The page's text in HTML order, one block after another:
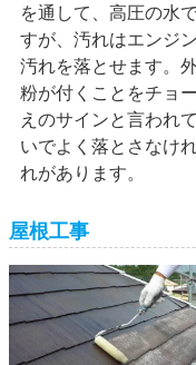
を通して、高圧の水
すが、汚れはエンジ
汚れを落とせます。
粉が付くことをチョ
えのサインと言われ
いでよく落とさなけ
れがあります。
屋根工事